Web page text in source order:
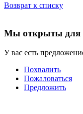
Возврат к списку
Мы открыты для
У вас есть
Похвалить
Пожаловаться
Предложить